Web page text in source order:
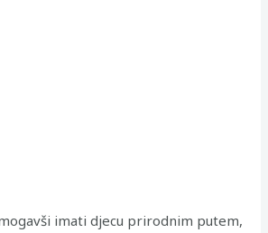
imati djecu prirodnim putem,